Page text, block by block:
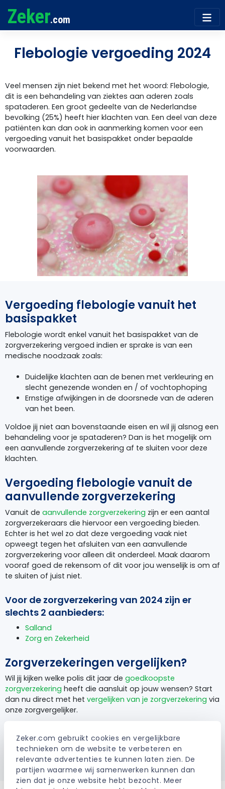
Zeker.com gebruikt cookies en vergelijkbare
technieken om de website te verbeteren en
relevante advertenties te kunnen laten zien. De
partijen waarmee wij samenwerken kunnen dan
zien dat je onze website hebt bezocht. Meer
Zeker.com
Flebologie vergoeding 2024
Veel mensen zijn niet bekend met het woord: Flebologie,
dit is een behandeling van ziektes aan aderen zoals
spataderen. Een groot gedeelte van de Nederlandse
bevolking (25%) heeft hier klachten van. Een deel van deze
patiënten kan dan ook in aanmerking komen voor een
vergoeding vanuit het basispakket onder bepaalde
voorwaarden.
Vergoeding flebologie vanuit het
basispakket
Flebologie wordt enkel vanuit het basispakket van de
zorgverzekering vergoed indien er sprake is van een
medische noodzaak zoals:
Duidelijke klachten aan de benen met verkleuring en
slecht genezende wonden en / of vochtophoping
Ernstige afwijkingen in de doorsnede van de aderen
van het been.
Voldoe jij niet aan bovenstaande eisen en wil jij alsnog een
behandeling voor je spataderen? Dan is het mogelijk om
een aanvullende zorgverzekering af te sluiten voor deze
klachten.
Vergoeding flebologie vanuit de
aanvullende zorgverzekering
Vanuit de aanvullende zorgverzekering zijn er een aantal
zorgverzekeraars die hiervoor een vergoeding bieden.
Echter is het wel zo dat deze vergoeding vaak niet
opweegt tegen het afsluiten van een aanvullende
zorgverzekering voor alleen dit onderdeel. Maak daarom
vooraf goed de rekensom of dit voor jou wenselijk is om af
te sluiten of juist niet.
Voor de zorgverzekering van 2024 zijn er
slechts 2 aanbieders:
Salland
Zorg en Zekerheid
Zorgverzekeringen vergelijken?
Wil jij kijken welke polis dit jaar de goedkoopste
zorgverzekering heeft die aansluit op jouw wensen? Start
dan nu direct met het vergelijken van je zorgverzekering via
onze zorgvergelijker.
Zorgverzekering 2024 vergelijken